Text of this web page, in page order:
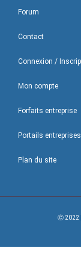
Forum
Contact
Connexion /
Mon compte
Forfaits entreprise
Portails entreprises
Plan du site
Ⓒ 2022 |